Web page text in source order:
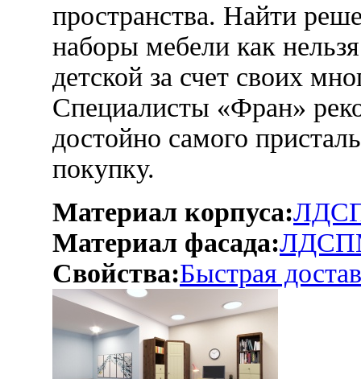
пространства. Найти
наборы мебели как
детской за счет своих
Специалисты «Фран»
достойно самого
покупку.
Материал корпуса:
Материал фасада:ЛДСП
Свойства:Быстрая